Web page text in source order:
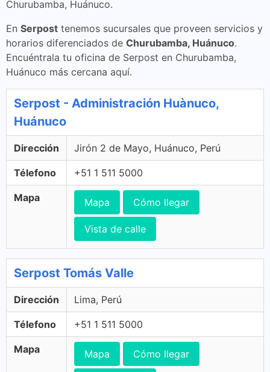
Churubamba, Huánuco.
En Serpost tenemos sucursales que proveen servicios y
horarios diferenciados de Churubamba, Huánuco.
Encuéntrala tu oficina de Serpost en Churubamba,
Huánuco más cercana aquí.
Serpost - Administración Huànuco,
Huánuco
Dirección Jirón 2 de Mayo, Huánuco, Perú
Télefono +51 1 511 5000
Mapa Mapa Cómo llegar
Vista de calle
Serpost Tomás Valle
Dirección Lima, Perú
Télefono +51 1 511 5000
Mapa Mapa Cómo llegar